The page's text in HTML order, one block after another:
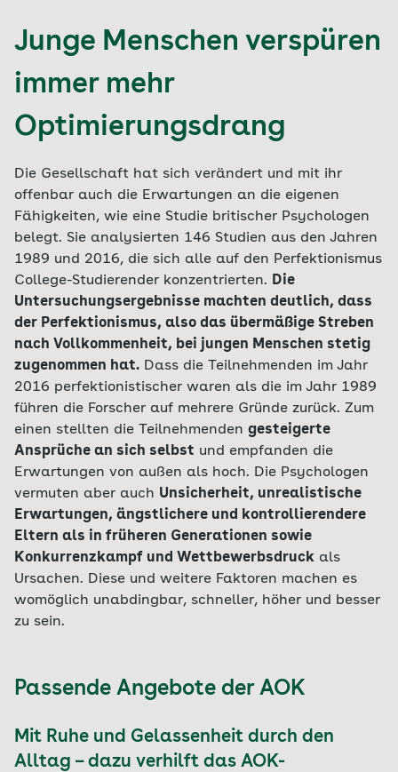
Junge Menschen verspüren
immer mehr
Optimierungsdrang
Die Gesellschaft hat sich verändert und mit ihr
offenbar auch die Erwartungen an die eigenen
Fähigkeiten, wie eine Studie britischer Psychologen
belegt. Sie analysierten 146 Studien aus den Jahren
1989 und 2016, die sich alle auf den Perfektionismus
College-Studierender konzentrierten. Die
Untersuchungsergebnisse machten deutlich, dass
der Perfektionismus, also das übermäßige Streben
nach Vollkommenheit, bei jungen Menschen stetig
zugenommen hat. Dass die Teilnehmenden im Jahr
2016 perfektionistischer waren als die im Jahr 1989
führen die Forscher auf mehrere Gründe zurück. Zum
einen stellten die Teilnehmenden gesteigerte
Ansprüche an sich selbst und empfanden die
Erwartungen von außen als hoch. Die Psychologen
vermuten aber auch Unsicherheit, unrealistische
Erwartungen, ängstlichere und kontrollierendere
Eltern als in früheren Generationen sowie
Konkurrenzkampf und Wettbewerbsdruck als
Ursachen. Diese und weitere Faktoren machen es
womöglich unabdingbar, schneller, höher und besser
zu sein.
Passende Angebote der AOK
Mit Ruhe und Gelassenheit durch den
Alltag – dazu verhilft das AOK-